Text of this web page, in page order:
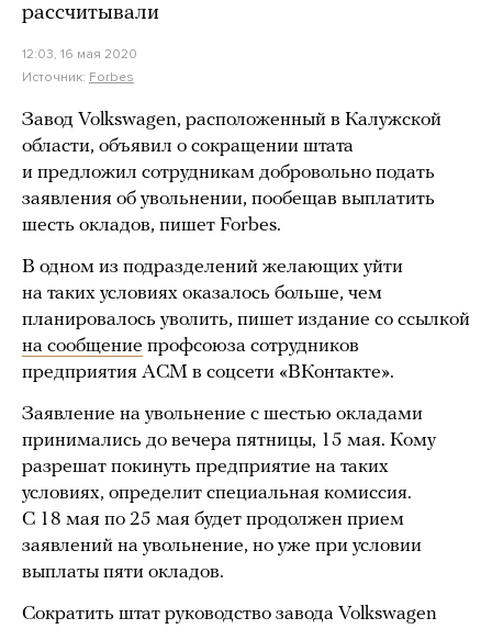
рассчитывали
12:03, 16 мая 2020
Источник: Forbes
Завод Volkswagen, расположенный в Калужской
области, объявил о сокращении штата
и предложил сотрудникам добровольно подать
заявления об увольнении, пообещав выплатить
шесть окладов, пишет Forbes.
В одном из подразделений желающих уйти
на таких условиях оказалось больше, чем
планировалось уволить, пишет издание со ссылкой
на сообщение профсоюза сотрудников
предприятия АСМ в соцсети «ВКонтакте».
Заявление на увольнение с шестью окладами
принимались до вечера пятницы, 15 мая. Кому
разрешат покинуть предприятие на таких
условиях, определит специальная комиссия.
С 18 мая по 25 мая будет продолжен прием
заявлений на увольнение, но уже при условии
выплаты пяти окладов.
Сократить штат руководство завода Volkswagen